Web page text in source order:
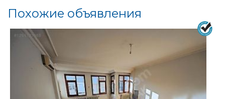
Похожие объявления